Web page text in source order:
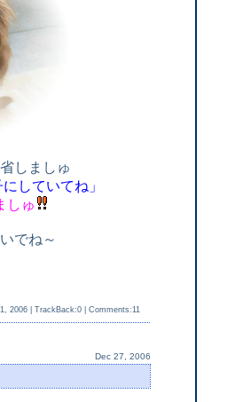
しましゅ
していてね」
しゅ
でね～
2006 TrackBack:0 Comments:11
Dec 27, 2006